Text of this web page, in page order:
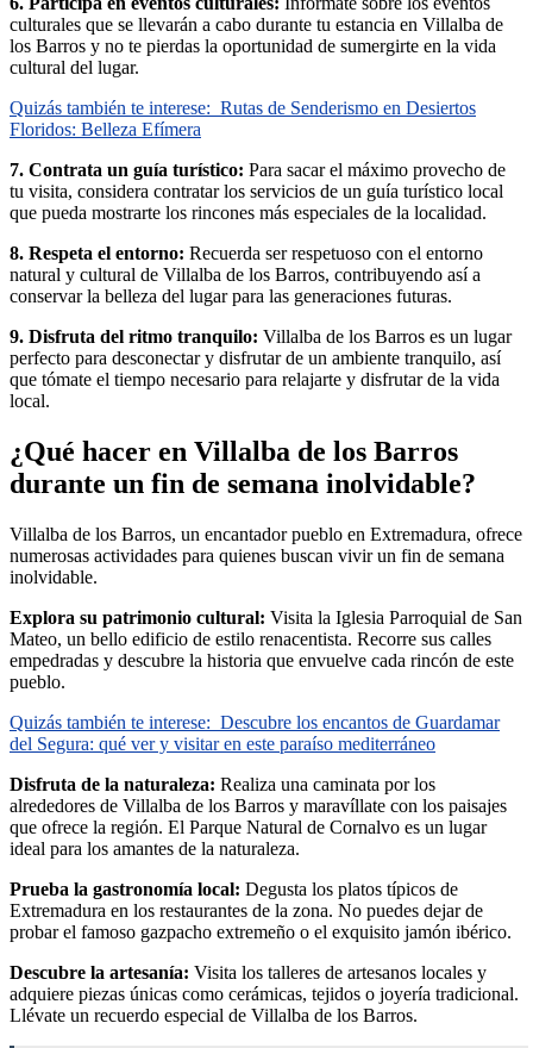
culturales que se llevarán a cabo durante tu estancia en Villalba de
los Barros y no te pierdas la oportunidad de sumergirte en la vida
cultural del lugar.
Quizás también te interese: Rutas de Senderismo en Desiertos
Floridos: Belleza Efímera
7. Contrata un guía turístico: Para sacar el máximo provecho de
tu visita, considera contratar los servicios de un guía turístico local
que pueda mostrarte los rincones más especiales de la localidad.
8. Respeta el entorno: Recuerda ser respetuoso con el entorno
natural y cultural de Villalba de los Barros, contribuyendo así a
conservar la belleza del lugar para las generaciones futuras.
9. Disfruta del ritmo tranquilo: Villalba de los Barros es un lugar
perfecto para desconectar y disfrutar de un ambiente tranquilo, así
que tómate el tiempo necesario para relajarte y disfrutar de la vida
local.
¿Qué hacer en Villalba de los Barros
durante un fin de semana inolvidable?
Villalba de los Barros, un encantador pueblo en Extremadura, ofrece
numerosas actividades para quienes buscan vivir un fin de semana
inolvidable.
Explora su patrimonio cultural: Visita la Iglesia Parroquial de San
Mateo, un bello edificio de estilo renacentista. Recorre sus calles
empedradas y descubre la historia que envuelve cada rincón de este
pueblo.
Quizás también te interese: Descubre los encantos de Guardamar
del Segura: qué ver y visitar en este paraíso mediterráneo
Disfruta de la naturaleza: Realiza una caminata por los
alrededores de Villalba de los Barros y maravíllate con los paisajes
que ofrece la región. El Parque Natural de Cornalvo es un lugar
ideal para los amantes de la naturaleza.
Prueba la gastronomía local: Degusta los platos típicos de
Extremadura en los restaurantes de la zona. No puedes dejar de
probar el famoso gazpacho extremeño o el exquisito jamón ibérico.
Descubre la artesanía: Visita los talleres de artesanos locales y
adquiere piezas únicas como cerámicas, tejidos o joyería tradicional.
Llévate un recuerdo especial de Villalba de los Barros.